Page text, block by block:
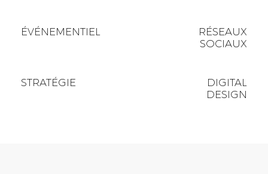
ÉVÉNEMENTIEL
RÉSEAUX
SOCIAUX
STRATÉGIE
DIGITAL
DESIGN